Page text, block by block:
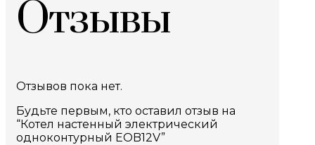
Отзывы
Отзывов пока нет.
Будьте первым, кто оставил отзыв на
“Котел настенный электрический
одноконтурный EOB12V”